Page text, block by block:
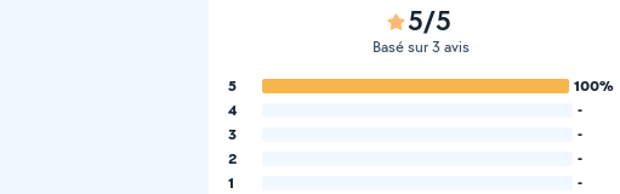
5/5
Basé sur 3 avis
5
100%
4
-
3
-
2
-
1
-